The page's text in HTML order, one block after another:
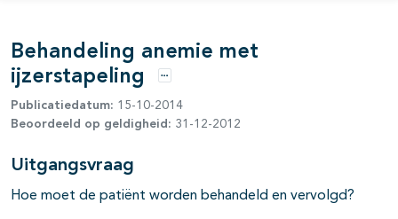
open- en dichtklappen
open- en dichtklappen
Behandeling anemie met
ijzerstapeling
Opties
Publicatiedatum: 15-10-2014
Beoordeeld op geldigheid: 31-12-2012
Uitgangsvraag
Hoe moet de patiënt worden behandeld en vervolgd?